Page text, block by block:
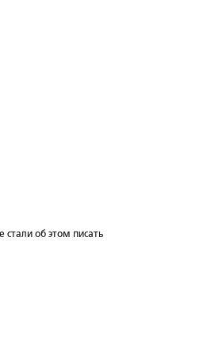
стали об этом писать